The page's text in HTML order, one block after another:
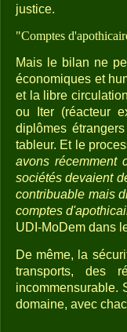
justice.
"Comptes
Mais le bilan ne
économiques et
et la libre
ou Iter (réacteur
diplômes
tableur. Et le
avons récemment
sociétés devaient
contribuable mais
comptes
UDI-MoDem dans
De même, la
transports, des
incommensurable.
domaine, avec